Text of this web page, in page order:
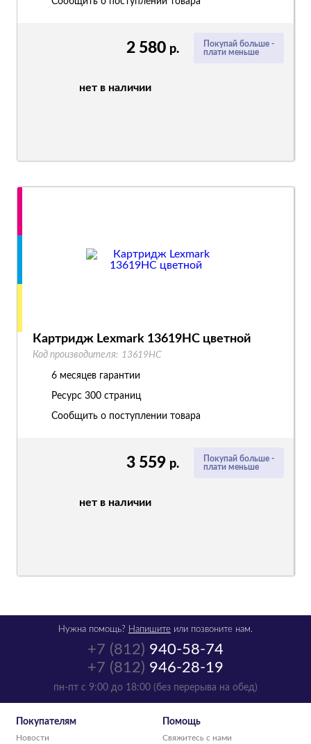
Покупай больше -
плати меньше
2 580 р.
нет в наличии
Покупай больше -
плати меньше
3 559 р.
нет в наличии
Картридж Lexmark 13619HC цветной
Код производителя: 13619HC
6 месяцев гарантии
Ресурс 300 страниц
Сообщить о поступлении товара
+7 (812) 940-58-74
+7 (812) 946-28-19
пн-пт с 9:00 до 18:00 (без перерыва на обед)
Нужна помощь? Напишите или позвоните нам.
Покупателям
Новости
Помощь
Свяжитесь с нами